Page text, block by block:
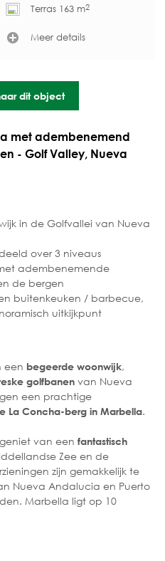
Terras 163 m2
Meer details
dit object
met adembenemend
- Golf Valley, Nueva
in de Golfvallei van Nueva
over 3 niveaus
adembenemende
de bergen
buitenkeuken / barbecue,
uitkijkpunt
een begeerde woonwijk,
golfbanen van Nueva
een prachtige
La Concha-berg in Marbella.
van een fantastisch
Zee en de
zijn gemakkelijk te
Nueva Andalucia en Puerto
Marbella ligt op 10